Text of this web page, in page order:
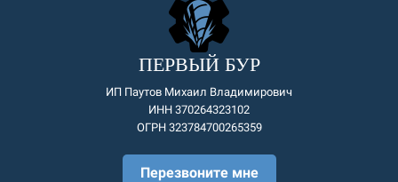
ПЕРВЫЙ БУР
ИП Паутов Михаил Владимирович
ИНН 370264323102
ОГРН 323784700265359
Перезвоните мне